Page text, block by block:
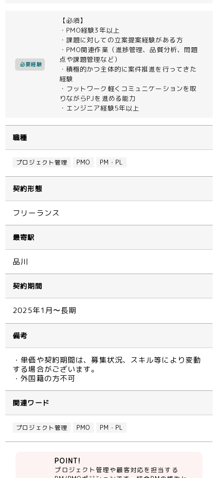
必要経験
【必須】
・PMO経験3年以上
・課題に対しての立案提案経験がある方
・PMO関連作業（進捗管理、品質分析、問題
点や課題管理など）
・積極的かつ主体的に案件推進を行ってきた
経験
・フットワーク軽くコミュニケーションを取
りながらPJを進める能力
・エンジニア経験5年以上
職種
プロジェクト管理 PMO PM・PL
契約形態
フリーランス
最寄駅
品川
契約期間
2025年1月〜長期
備考
・単価や契約期間は、募集状況、スキル等により変動
する場合がございます。
・外国籍の方不可
関連ワード
プロジェクト管理 PMO PM・PL
POINT!
プロジェクト管理や顧客対応を担当する